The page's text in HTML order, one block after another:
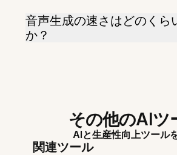
音声生成の速さはどのくら
か？
その他のAIツ
AIと生産性向上ツール
関連ツール